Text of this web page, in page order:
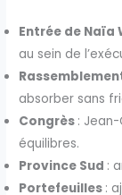
Entrée de Naïa
au sein de
absorber sans
Congrès :
équilibres.
Province Sud :
Portefeuilles :